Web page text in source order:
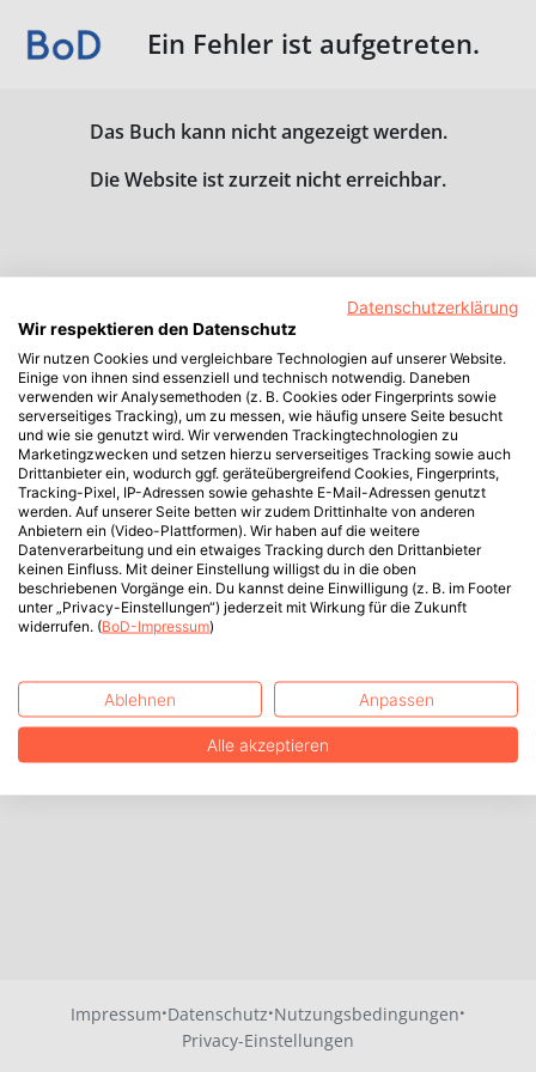
Ein Fehler ist aufgetreten.
Das Buch kann nicht angezeigt werden.
Die Website ist zurzeit nicht erreichbar.
Impressum·Datenschutz·Nutzungsbedingungen·
Privacy-Einstellungen
Datenschutzerklärung
Wir respektieren den Datenschutz
Wir nutzen Cookies und vergleichbare Technologien auf unserer Website.
Einige von ihnen sind essenziell und technisch notwendig. Daneben
verwenden wir Analysemethoden (z. B. Cookies oder Fingerprints sowie
serverseitiges Tracking), um zu messen, wie häufig unsere Seite besucht
und wie sie genutzt wird. Wir verwenden Trackingtechnologien zu
Marketingzwecken und setzen hierzu serverseitiges Tracking sowie auch
Drittanbieter ein, wodurch ggf. geräteübergreifend Cookies, Fingerprints,
Tracking-Pixel, IP-Adressen sowie gehashte E-Mail-Adressen genutzt
werden. Auf unserer Seite betten wir zudem Drittinhalte von anderen
Anbietern ein (Video-Plattformen). Wir haben auf die weitere
Datenverarbeitung und ein etwaiges Tracking durch den Drittanbieter
keinen Einfluss. Mit deiner Einstellung willigst du in die oben
beschriebenen Vorgänge ein. Du kannst deine Einwilligung (z. B. im Footer
unter „Privacy-Einstellungen“) jederzeit mit Wirkung für die Zukunft
widerrufen. (BoD-Impressum)
Ablehnen Anpassen
Alle akzeptieren